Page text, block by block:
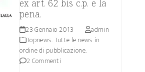
ex art. 62 bis c.p. e la
pena.
23 Gennaio 2013
admin
Topnews. Tutte le news in
ordine di pubblicazione.
2 Commenti